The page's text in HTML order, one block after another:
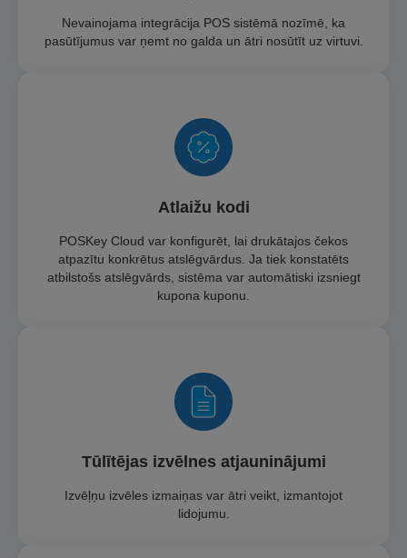
Nevainojama integrācija POS sistēmā nozīmē, ka
pasūtījumus var ņemt no galda un ātri nosūtīt uz virtuvi.
Atlaižu kodi
POSKey Cloud var konfigurēt, lai drukātajos čekos
atpazītu konkrētus atslēgvārdus. Ja tiek konstatēts
atbilstošs atslēgvārds, sistēma var automātiski izsniegt
kupona kuponu.
Tūlītējas izvēlnes atjauninājumi
Izvēļņu izvēles izmaiņas var ātri veikt, izmantojot
lidojumu.